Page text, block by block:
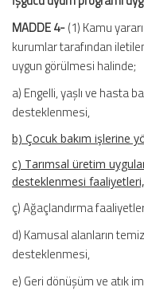
MADDE 4-(1) Kamu
kurumlar tarafından
uygun görülmesi halinde;
a) Engelli, yaşlı ve hasta
desteklenmesi,
b) Çocuk bakım işlerine
c) Tarımsal üretim
desteklenmesi faaliyetleri,
ç) Ağaçlandırma
d) Kamusal alanların
desteklenmesi,
e) Geri dönüşüm ve atık